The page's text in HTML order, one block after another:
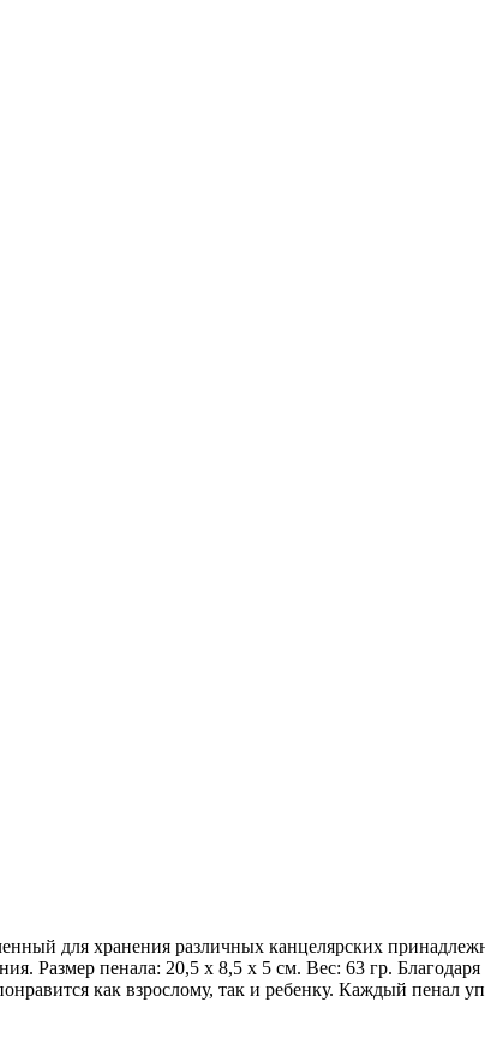
для хранения различных канцелярских
Размер пенала: 20,5 х 8,5 х 5 см. Вес: 63 гр.
как взрослому, так и ребенку. Каждый пенал